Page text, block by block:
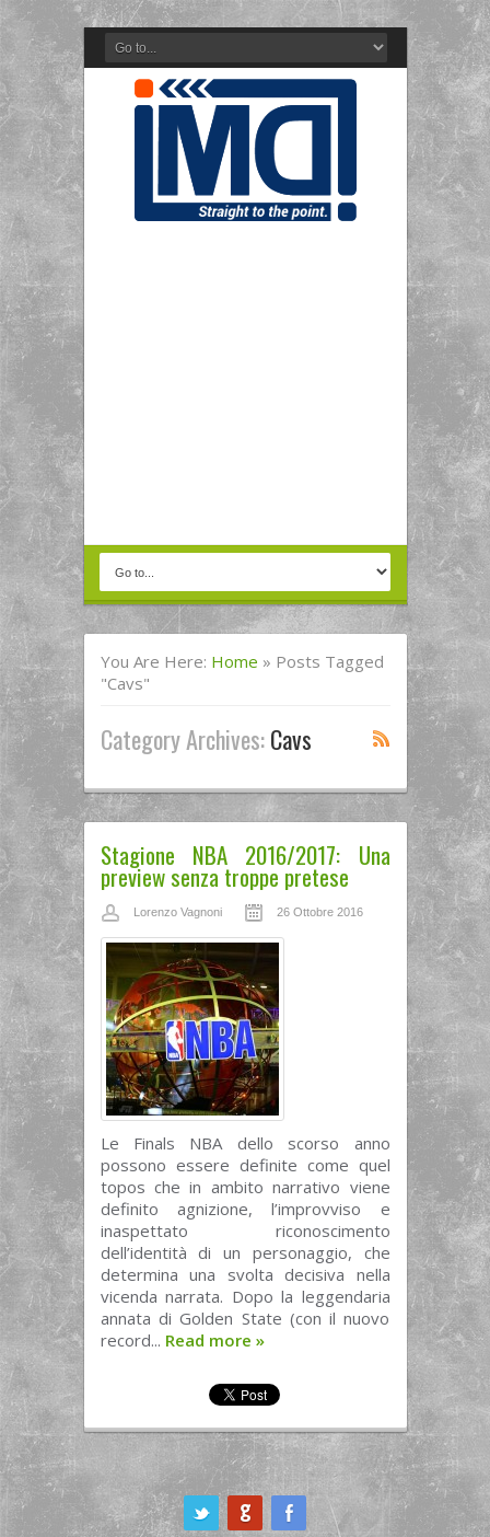
You Are Here: Home » Posts Tagged
"cavs"
Category Archives:Cavs
Stagione NBA 2016/2017: Una
preview senza troppe pretese
Lorenzo Vagnoni 26 Ottobre 2016
Le Finals NBA dello scorso anno
possono essere definite come quel
topos che in ambito narrativo viene
definito agnizione, l’improvviso e
inaspettato riconoscimento
dell’identità di un personaggio, che
determina una svolta decisiva nella
vicenda narrata. Dopo la leggendaria
annata di Golden State (con il nuovo
record... Read more »